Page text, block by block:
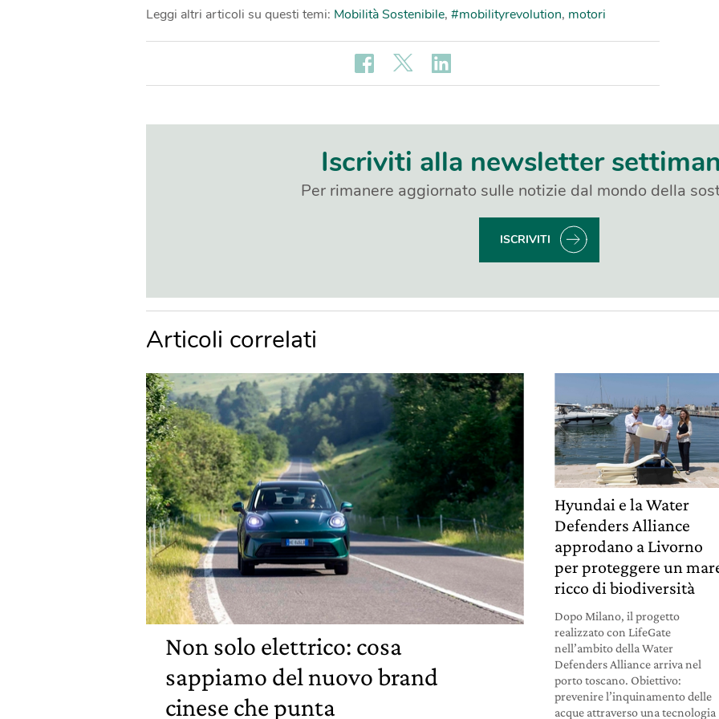
Leggi altri articoli su questi temi: Mobilità Sostenibile, #mobilityrevolution, motori
Iscriviti alla newsletter
Per rimanere aggiornato sulle notizie dal mondo della
ISCRIVITI
Articoli correlati
Non solo elettrico: cosa
sappiamo del nuovo brand
cinese che punta
Hyundai e la Water
Defenders Alliance
approdano a Livorno
per proteggere un
ricco di biodiversità
Dopo Milano, il progetto
realizzato con LifeGate
nell’ambito della Water
Defenders Alliance arriva nel
porto toscano. Obiettivo:
prevenire l’inquinamento delle
acque attraverso una tecnologia